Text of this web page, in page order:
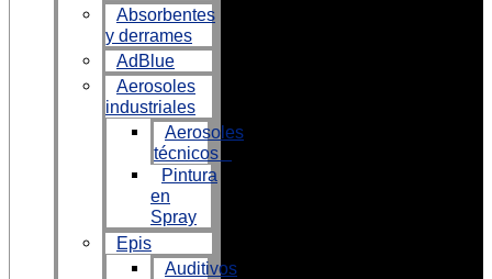
Absorbentes
y derrames
AdBlue
Aerosoles
industriales
Aerosoles
técnicos
Pintura
en
Spray
Epis
Auditivos